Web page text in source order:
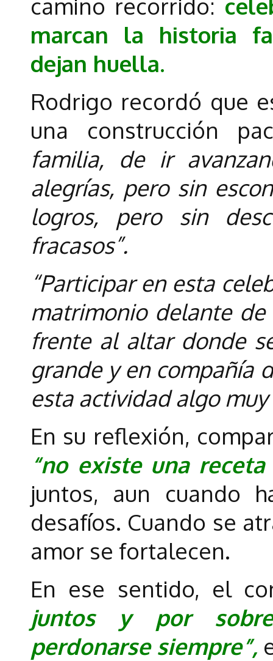
camino recorrido:
marcan la historia
dejan huella.
Rodrigo recordó que
una construcción
familia, de ir
alegrías, pero sin
logros, pero sin
fracasos”.
“Participar en esta
matrimonio delante
frente al altar donde
grande y en compañía
esta actividad algo muy
En su reflexión,
“no existe una
juntos, aun cuando
desafíos. Cuando se
amor se fortalecen.
En ese sentido, el
juntos y por
perdonarse siempre”,